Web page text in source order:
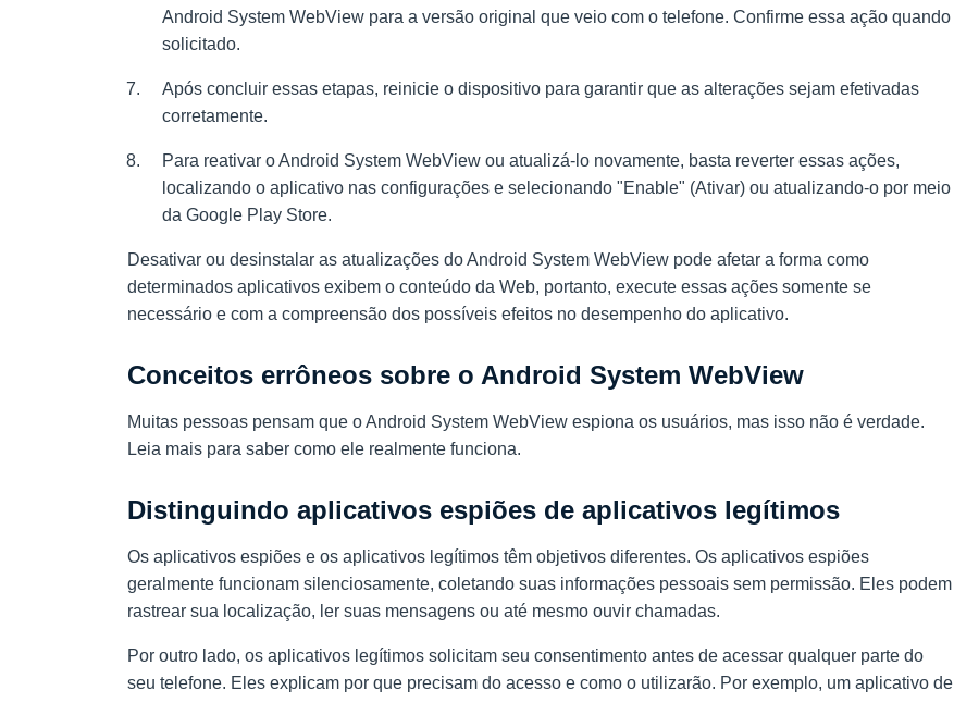
Android System WebView para a versão original que veio com o telefone. Confirme essa ação quando
solicitado.
Após concluir essas etapas, reinicie o dispositivo para garantir que as alterações sejam efetivadas
corretamente.
Para reativar o Android System WebView ou atualizá-lo novamente, basta reverter essas ações,
localizando o aplicativo nas configurações e selecionando "Enable" (Ativar) ou atualizando-o por meio
da Google Play Store.
Desativar ou desinstalar as atualizações do Android System WebView pode afetar a forma como
determinados aplicativos exibem o conteúdo da Web, portanto, execute essas ações somente se
necessário e com a compreensão dos possíveis efeitos no desempenho do aplicativo.
Conceitos errôneos sobre o Android System WebView
Muitas pessoas pensam que o Android System WebView espiona os usuários, mas isso não é verdade.
Leia mais para saber como ele realmente funciona.
Distinguindo aplicativos espiões de aplicativos legítimos
Os aplicativos espiões e os aplicativos legítimos têm objetivos diferentes. Os aplicativos espiões
geralmente funcionam silenciosamente, coletando suas informações pessoais sem permissão. Eles podem
rastrear sua localização, ler suas mensagens ou até mesmo ouvir chamadas.
Por outro lado, os aplicativos legítimos solicitam seu consentimento antes de acessar qualquer parte do
seu telefone. Eles explicam por que precisam do acesso e como o utilizarão. Por exemplo, um aplicativo de